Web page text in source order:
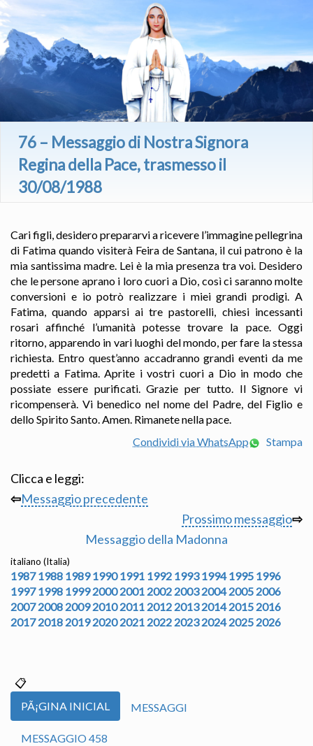
76 – Messaggio di Nostra Signora
Regina della Pace, trasmesso il
30/08/1988
Cari figli, desidero prepararvi a ricevere l’immagine pellegrina
di Fatima quando visiterà Feira de Santana, il cui patrono è la
mia santissima madre. Lei è la mia presenza tra voi. Desidero
che le persone aprano i loro cuori a Dio, così ci saranno molte
conversioni e io potrò realizzare i miei grandi prodigi. A
Fatima, quando apparsi ai tre pastorelli, chiesi incessanti
rosari affinché l’umanità potesse trovare la pace. Oggi
ritorno, apparendo in vari luoghi del mondo, per fare la stessa
richiesta. Entro quest’anno accadranno grandi eventi da me
predetti a Fatima. Aprite i vostri cuori a Dio in modo che
possiate essere purificati. Grazie per tutto. Il Signore vi
ricompenserà. Vi benedico nel nome del Padre, del Figlio e
dello Spirito Santo. Amen. Rimanete nella pace.
Condividi via WhatsApp
Stampa
Clicca e leggi:
⇦Messaggio precedente
Prossimo messaggio⇨
Messaggio della Madonna
italiano (Italia)
1987 1988 1989 1990 1991 1992 1993 1994 1995 1996
1997 1998 1999 2000 2001 2002 2003 2004 2005 2006
2007 2008 2009 2010 2011 2012 2013 2014 2015 2016
2017 2018 2019 2020 2021 2022 2023 2024 2025 2026
PÃ¡GINA INICIAL MESSAGGI
MESSAGGIO 458